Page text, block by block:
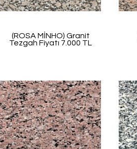
(ROSA MİNHO) Granit
Tezgah Fiyatı 7.000 TL